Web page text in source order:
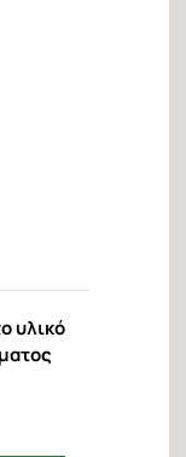
υλικό